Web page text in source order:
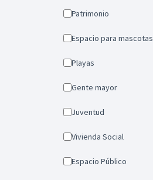
Patrimonio
Espacio para mascotas
Playas
Gente mayor
Juventud
Vivienda Social
Espacio Público